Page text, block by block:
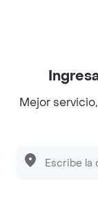
Sobre Rappi
©
Mejor